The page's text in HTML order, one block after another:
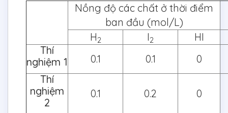
Nồng độ các chất ở thời điểm
ban đầu (mol/L)
H2 I2
HI
Thí
nghiệm 1
0.1 0.1
0
Thí
nghiệm
2
0.1 0.2 0